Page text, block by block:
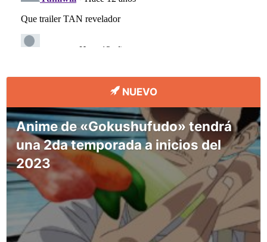
NUEVO
Anime de «Gokushufudo» tendrá
una 2da temporada a inicios del
2023